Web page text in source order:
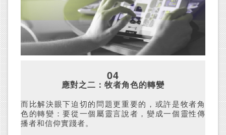
04
應對之二：牧者角色的轉變
而比解決眼下迫切的問題更重要的，或許是牧者角
色的轉變：要從一個屬靈言說者，變成一個靈性傳
播者和信仰實踐者。